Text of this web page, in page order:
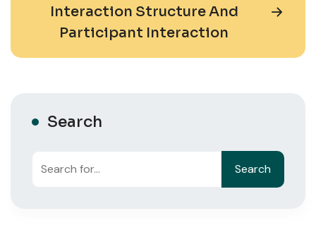
Interaction Structure And
Participant Interaction
Search
Search